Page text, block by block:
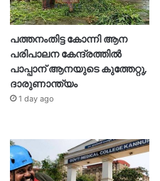
പത്തനംതിട്ട കോന്നി ആന
പരിപാലന കേന്ദ്രത്തിൽ
പാപ്പാന് ആനയുടെ കുത്തേറ്റു,
ദാരുണാന്ത്യം
1 day ago